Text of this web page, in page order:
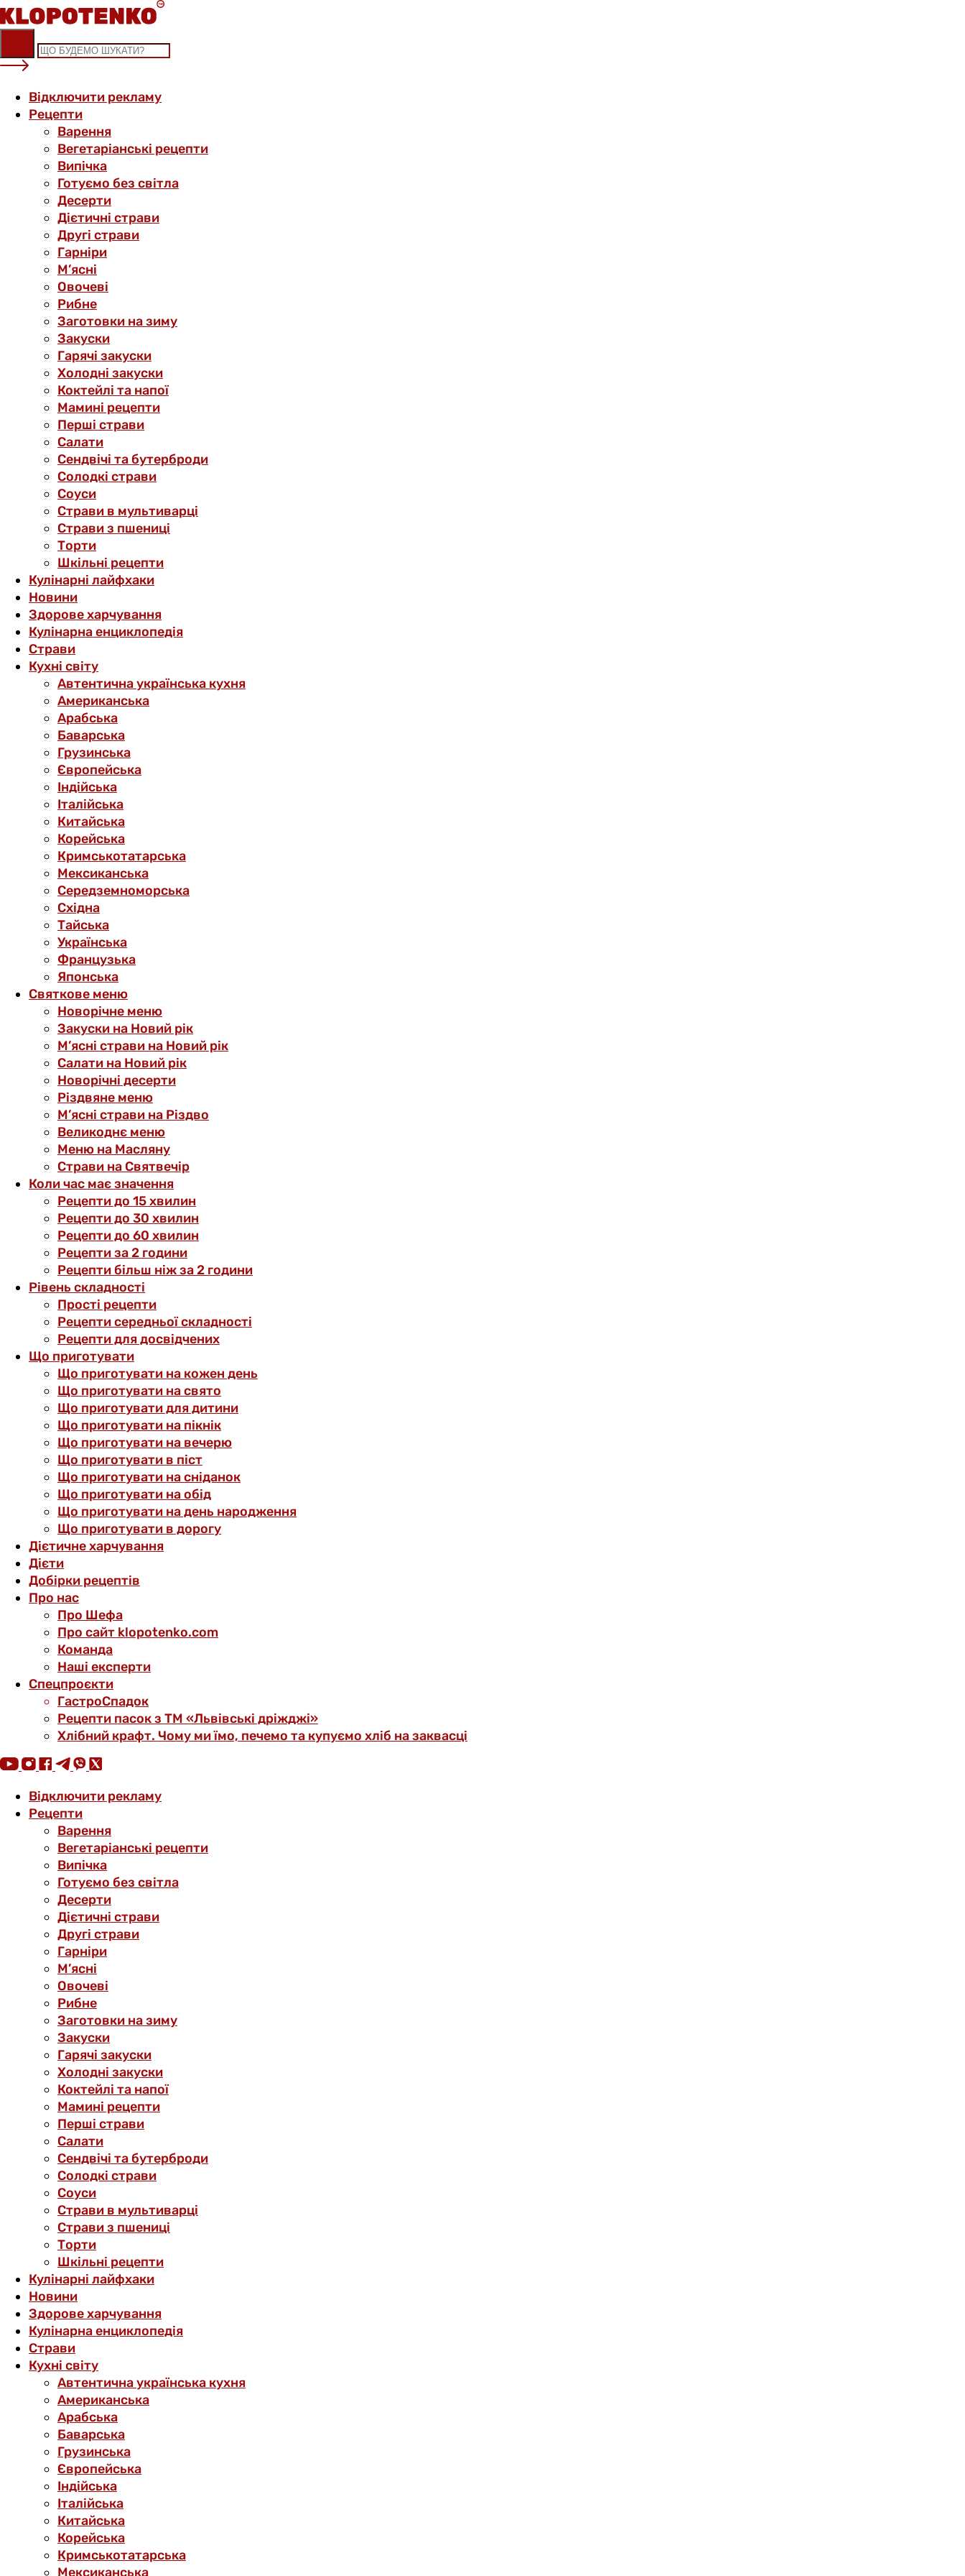
Skip
to
content
Відключити рекламу
Рецепти
Варення
Вегетаріанські рецепти
Випічка
Готуємо без світла
Десерти
Дієтичні страви
Другі страви
Гарніри
М’ясні
Овочеві
Рибне
Заготовки на зиму
Закуски
Гарячі закуски
Холодні закуски
Коктейлі та напої
Мамині рецепти
Перші страви
Салати
Сендвічі та бутерброди
Солодкі страви
Соуси
Страви в мультиварці
Страви з пшениці
Торти
Шкільні рецепти
Кулінарні лайфхаки
Новини
Здорове харчування
Кулінарна енциклопедія
Страви
Кухні світу
Автентична українська кухня
Американська
Арабська
Баварська
Грузинська
Європейська
Індійська
Італійська
Китайська
Корейська
Кримськотатарська
Мексиканська
Середземноморська
Східна
Тайська
Українська
Французька
Японська
Святкове меню
Новорічне меню
Закуски на Новий рік
М’ясні страви на Новий рік
Салати на Новий рік
Новорічні десерти
Різдвяне меню
М’ясні страви на Різдво
Великоднє меню
Меню на Масляну
Страви на Святвечір
Коли час має значення
Рецепти до 15 хвилин
Рецепти до 30 хвилин
Рецепти до 60 хвилин
Рецепти за 2 години
Рецепти більш ніж за 2 години
Рівень складності
Прості рецепти
Рецепти середньої складності
Рецепти для досвідчених
Що приготувати
Що приготувати на кожен день
Що приготувати на свято
Що приготувати для дитини
Що приготувати на пікнік
Що приготувати на вечерю
Що приготувати в піст
Що приготувати на сніданок
Що приготувати на обід
Що приготувати на день народження
Що приготувати в дорогу
Дієтичне харчування
Дієти
Добірки рецептів
Про нас
Про Шефа
Про сайт klopotenko.com
Команда
Наші експерти
Спецпроєкти
ГастроСпадок
Рецепти пасок з ТМ «Львівські дріжджі»
Хлібний крафт. Чому ми їмо, печемо та купуємо хліб на заквасці
Відключити рекламу
Рецепти
Варення
Вегетаріанські рецепти
Випічка
Готуємо без світла
Десерти
Дієтичні страви
Другі страви
Гарніри
М’ясні
Овочеві
Рибне
Заготовки на зиму
Закуски
Гарячі закуски
Холодні закуски
Коктейлі та напої
Мамині рецепти
Перші страви
Салати
Сендвічі та бутерброди
Солодкі страви
Соуси
Страви в мультиварці
Страви з пшениці
Торти
Шкільні рецепти
Кулінарні лайфхаки
Новини
Здорове харчування
Кулінарна енциклопедія
Страви
Кухні світу
Автентична українська кухня
Американська
Арабська
Баварська
Грузинська
Європейська
Індійська
Італійська
Китайська
Корейська
Кримськотатарська
Мексиканська